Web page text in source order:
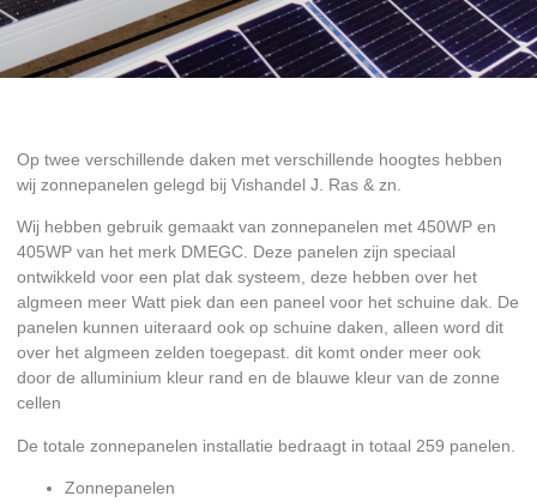
Op twee verschillende daken met verschillende hoogtes hebben
wij zonnepanelen gelegd bij Vishandel J. Ras & zn.
Wij hebben gebruik gemaakt van zonnepanelen met 450WP en
405WP van het merk DMEGC. Deze panelen zijn speciaal
ontwikkeld voor een plat dak systeem, deze hebben over het
algmeen meer Watt piek dan een paneel voor het schuine dak. De
panelen kunnen uiteraard ook op schuine daken, alleen word dit
over het algmeen zelden toegepast. dit komt onder meer ook
door de alluminium kleur rand en de blauwe kleur van de zonne
cellen
De totale zonnepanelen installatie bedraagt in totaal 259 panelen.
Zonnepanelen